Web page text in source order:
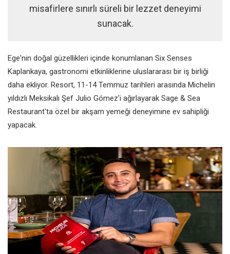
misafirlere sınırlı süreli bir lezzet deneyimi
sunacak.
Ege'nin doğal güzellikleri içinde konumlanan Six Senses
Kaplankaya, gastronomi etkinliklerine uluslararası bir iş birliği
daha ekliyor. Resort, 11-14 Temmuz tarihleri arasında Michelin
yıldızlı Meksikalı Şef Julio Gómez'i ağırlayarak Sage & Sea
Restaurant'ta özel bir akşam yemeği deneyimine ev sahipliği
yapacak.